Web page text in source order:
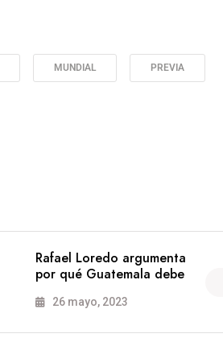
MUNDIAL PREVIA
Rafael Loredo argumenta
por qué Guatemala debe
26 mayo, 2023